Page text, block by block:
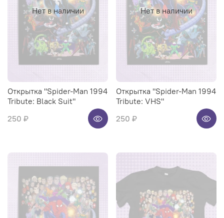
Нет в наличии
Открытка "Spider-Man 1994
Tribute: Black Suit"
250 ₽
Нет в наличии
Открытка "Spider-Man 1994
Tribute: VHS"
250 ₽